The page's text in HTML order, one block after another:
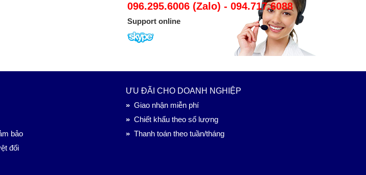
096.295.6006 (Zalo) - 094.717.6088
Support online
bảo
đối
ƯU ĐÃI CHO DOANH NGHIỆP
» Giao nhận miễn phí
» Chiết khấu theo số lượng
» Thanh toán theo tuần/tháng